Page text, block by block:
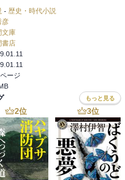
- 歴史・時代小説
彦
文庫
書店
ージ
もっと見る
2位 3位